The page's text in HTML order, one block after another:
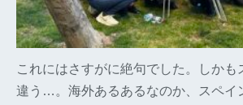
これにはさすがに絶句でした。しかも
違う…。海外あるあるなのか、スペイ